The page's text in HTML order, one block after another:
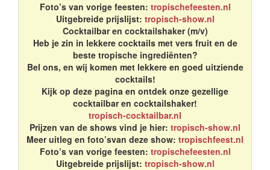
Foto’s van vorige feesten: tropischefeesten.nl
Uitgebreide prijslijst: tropisch-show.nl
Cocktailbar en cocktailshaker (m/v)
Heb je zin in lekkere cocktails met vers fruit en de
beste tropische ingrediënten?
Bel ons, en wij komen met lekkere en goed uitziende
cocktails!
Kijk op deze pagina en ontdek onze gezellige
cocktailbar en cocktailshaker!
tropisch-cocktailbar.nl
Prijzen van de shows vind je hier: tropisch-show.nl
Meer uitleg en foto’svan deze show: tropischfeest.nl
Foto’s van vorige feesten: tropischefeesten.nl
Uitgebreide prijslijst: tropisch-show.nl